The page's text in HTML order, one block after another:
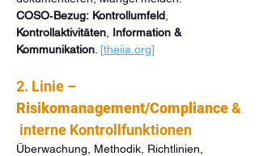
COSO‑Bezug: Kontrollumfeld
Kontrollaktivitäten Information &
Kommunikation [theiia.org]
2. Linie –
Risikomanagement/Compliance &
interne Kontrollfunktionen
Überwachung, Methodik, Richtlinien,